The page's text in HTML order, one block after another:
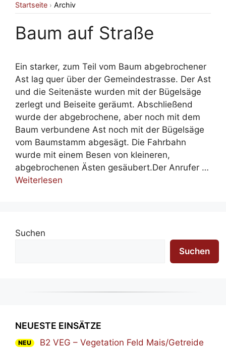
Startseite › Archiv
Baum auf Straße
Ein starker, zum Teil vom Baum abgebrochener
Ast lag quer über der Gemeindestrasse. Der Ast
und die Seitenäste wurden mit der Bügelsäge
zerlegt und Beiseite geräumt. Abschließend
wurde der abgebrochene, aber noch mit dem
Baum verbundene Ast noch mit der Bügelsäge
vom Baumstamm abgesägt. Die Fahrbahn
wurde mit einem Besen von kleineren,
abgebrochenen Ästen gesäubert.Der Anrufer …
Weiterlesen
Suchen
Suchen
NEUESTE EINSÄTZE
NEU
B2 VEG – Vegetation Feld Mais/Getreide